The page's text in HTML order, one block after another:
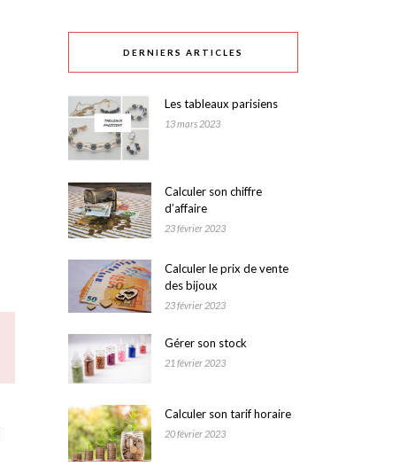
DERNIERS ARTICLES
Les tableaux parisiens
13 mars 2023
Calculer son chiffre
d’affaire
23 février 2023
Calculer le prix de vente
des bijoux
23 février 2023
Gérer son stock
21 février 2023
Calculer son tarif horaire
20 février 2023